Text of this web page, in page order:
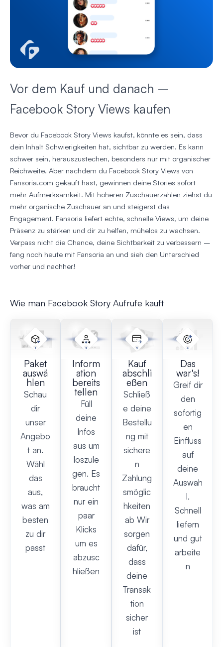
Vor dem Kauf und danach –
Facebook Story Views kaufen
Bevor du Facebook Story Views kaufst, könnte es sein, dass
dein Inhalt Schwierigkeiten hat, sichtbar zu werden. Es kann
schwer sein, herauszustechen, besonders nur mit organischer
Reichweite. Aber nachdem du Facebook Story Views von
Fansoria.com gekauft hast, gewinnen deine Stories sofort
mehr Aufmerksamkeit. Mit höheren Zuschauerzahlen ziehst du
mehr organische Zuschauer an und steigerst das
Engagement. Fansoria liefert echte, schnelle Views, um deine
Präsenz zu stärken und dir zu helfen, mühelos zu wachsen.
Verpass nicht die Chance, deine Sichtbarkeit zu verbessern –
fang noch heute mit Fansoria an und sieh den Unterschied
vorher und nachher!
Wie man Facebook Story Aufrufe kauft
Paket
auswä
hlen
Schau
dir
unser
Angebo
t an.
Wähl
das
aus,
was am
besten
zu dir
passt
Inform
ation
bereits
tellen
Füll
deine
Infos
aus um
loszule
gen. Es
braucht
nur ein
paar
Klicks
um es
abzusc
hließen
Kauf
abschli
eßen
Schließ
e deine
Bestellu
ng mit
sichere
n
Zahlung
smöglic
hkeiten
ab Wir
sorgen
dafür,
dass
deine
Transak
tion
sicher
ist
Das
war's!
Greif dir
den
sofortig
en
Einfluss
auf
deine
Auswah
l.
Schnell
liefern
und gut
arbeite
n